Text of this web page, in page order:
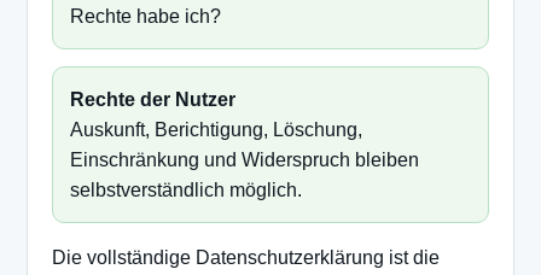
Rechte habe ich?
Rechte der Nutzer
Auskunft, Berichtigung, Löschung,
Einschränkung und Widerspruch bleiben
selbstverständlich möglich.
Die vollständige Datenschutzerklärung ist die